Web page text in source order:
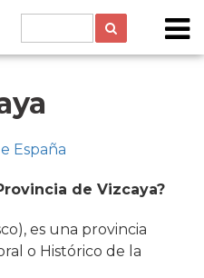
España
de Vizcaya?
es una provincia
o Histórico de la